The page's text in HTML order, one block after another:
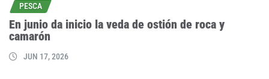
PESCA
En junio da inicio la veda de ostión de roca y
camarón
JUN 17, 2026